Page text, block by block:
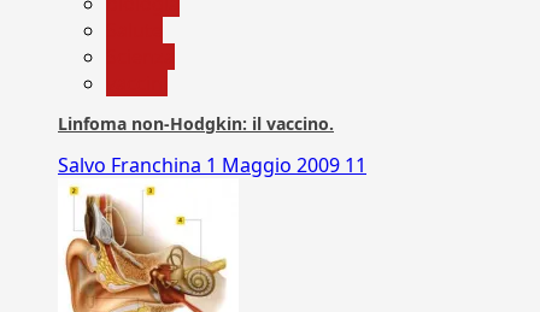
Linfoma non-Hodgkin: il vaccino.
Salvo Franchina 1 Maggio 2009 11